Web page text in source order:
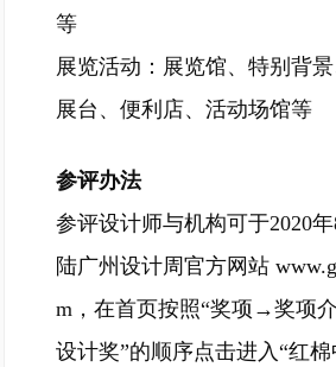
等
展览活动：展览馆、特别背
展台、便利店、活动场馆等
参评办法
参评设计师与机构可于2020
陆广州设计周官方网站
m，在首页按照“奖项→奖项
设计奖”的顺序点击进入“红